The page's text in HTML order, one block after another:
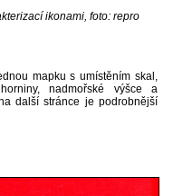
ikonami, foto: repro
mapku s umístěním skal,
nadmořské výšce a
další stránce je podrobnější